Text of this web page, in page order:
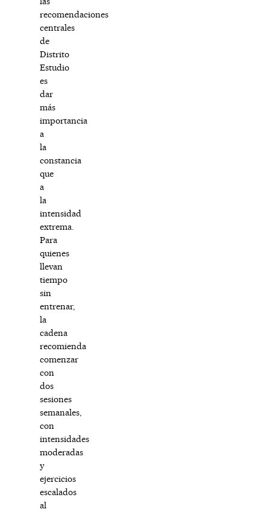
recomendaciones
centrales
de
Distrito
Estudio
es
dar
más
importancia
a
la
constancia
que
a
la
intensidad
extrema.
Para
quienes
llevan
tiempo
sin
entrenar,
la
cadena
recomienda
comenzar
con
dos
sesiones
semanales,
con
intensidades
moderadas
y
ejercicios
escalados
al